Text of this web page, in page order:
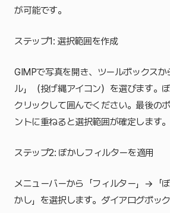
が可能です。
ステップ1: 選択範囲を作成
GIMPで写真を開き、ツールボックスか
ル」（投げ縄アイコン）を選びます。
クリックして囲んでください。最後の
ントに重ねると選択範囲が確定します。
ステップ2: ぼかしフィルターを適用
メニューバーから「フィルター」→「
かし」を選択します。ダイアログボッ